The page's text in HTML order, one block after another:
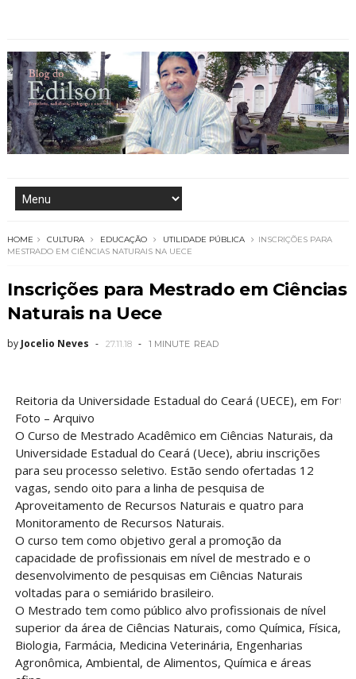
HOME CULTURA EDUCAÇÃO UTILIDADE PÚBLICA
INSCRIÇÕES PARA
MESTRADO EM CIÊNCIAS NATURAIS NA UECE
Inscrições para Mestrado em Ciências
Naturais na Uece
by Jocelio Neves 27.11.18 1 MINUTE READ
Reitoria da Universidade Estadual do Ceará (UECE), em
Foto – Arquivo
O Curso de Mestrado Acadêmico em Ciências Naturais, da
Universidade Estadual do Ceará (Uece), abriu inscrições
para seu processo seletivo. Estão sendo ofertadas 12
vagas, sendo oito para a linha de pesquisa de
Aproveitamento de Recursos Naturais e quatro para
Monitoramento de Recursos Naturais.
O curso tem como objetivo geral a promoção da
capacidade de profissionais em nível de mestrado e o
desenvolvimento de pesquisas em Ciências Naturais
voltadas para o semiárido brasileiro.
O Mestrado tem como público alvo profissionais de nível
superior da área de Ciências Naturais, como Química, Física,
Biologia, Farmácia, Medicina Veterinária, Engenharias
Agronômica, Ambiental, de Alimentos, Química e áreas